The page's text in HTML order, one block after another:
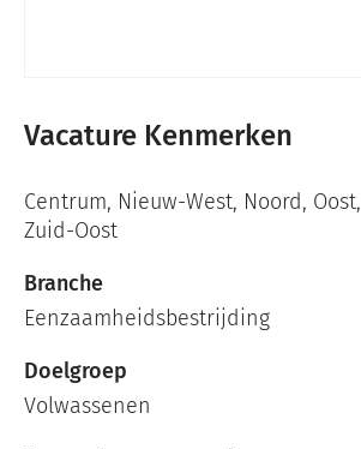
Vacature Kenmerken
Centrum, Nieuw-West, Noord, Oost,
Zuid-Oost
Branche
Eenzaamheidsbestrijding
Doelgroep
Volwassenen